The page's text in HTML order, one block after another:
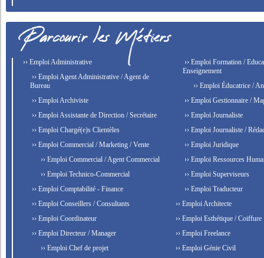
›› Emploi Administrative
›› Emploi Agent Administrative / Agent de
Bureau
›› Emploi Archiviste
›› Emploi Assistante de Direction / Secrétaire
›› Emploi Chargé(e)s Clientèles
›› Emploi Commercial / Marketing / Vente
›› Emploi Commercial / Agent Commercial
›› Emploi Technico-Commercial
›› Emploi Comptabilité - Finance
›› Emploi Conseillers / Consultants
›› Emploi Coordinateur
›› Emploi Directeur / Manager
›› Emploi Chef de projet
›› Emploi Formation /
Enseignement
›› Emploi Éducatrice /
›› Emploi Gestionnaire /
›› Emploi Journaliste
›› Emploi Journaliste /
›› Emploi Juridique
›› Emploi Ressources
›› Emploi Superviseurs
›› Emploi Traducteur
›› Emploi Architecte
›› Emploi Esthétique / Coiffure
›› Emploi Freelance
›› Emploi Génie Civil